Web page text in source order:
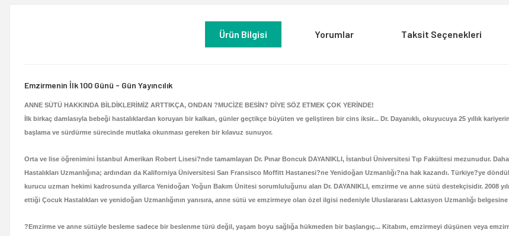
Ürün Bilgisi Yorumlar Taksit Seçenekleri
Emzirmenin İlk 100 Günü - Gün Yayıncılık
ANNE SÜTÜ HAKKINDA BİLDİKLERİMİZ ARTTIKÇA, ONDAN ?MUCİZE BESİN? DİYE SÖZ ETMEK ÇOK YERİNDE!
İlk birkaç damlasıyla bebeği hastalıklardan koruyan bir kalkan, günler geçtikçe büyüten ve geliştiren bir cins iksir... Dr. Dayanıklı, okuyucuya 25 yıllık
başlama ve sürdürme sürecinde mutlaka okunması gereken bir kılavuz sunuyor.
Orta ve lise öğrenimini İstanbul Amerikan Robert Lisesi?nde tamamlayan Dr. Pınar Boncuk DAYANIKLI, İstanbul Üniversitesi Tıp Fakültesi mezunudur.
Hastalıkları Uzmanlığına; ardından da Kaliforniya Üniversitesi San Fransisco Moffitt Hastanesi?ne Yenidoğan Uzmanlığı?na hak kazandı. Türkiye?ye
kurucu uzman hekimi kadrosunda yıllarca Yenidoğan Yoğun Bakım Ünitesi sorumluluğunu alan Dr. DAYANIKLI, emzirme ve anne sütü destekçisidir. 2008
ettiği Çocuk Hastalıkları ve yenidoğan Uzmanlığının yanısıra, anne sütü ve emzirmeye olan özel ilgisi nedeniyle Uluslararası Laktasyon Uzmanlığı
?Emzirme ve anne sütüyle besleme sadece bir beslenme türü değil, yaşam boyu sağlığa hükmeden bir başlangıç... Kitabım, emzirmeyi düşünen veya